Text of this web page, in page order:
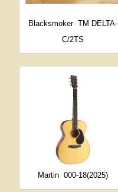
Blacksmoker TM DELTA-
C/2TS
Martin 000-18(2025)